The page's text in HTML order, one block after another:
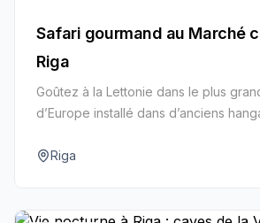
Safari gourmand au Marché
Riga
Goûtez à la Lettonie dans le plus
d’Europe installé dans d’anciens
saison et fromages fermiers en
Riga